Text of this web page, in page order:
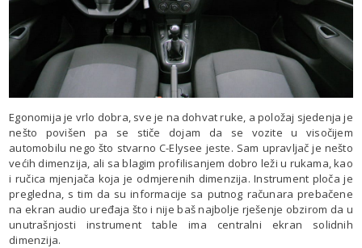
Egonomija je vrlo dobra, sve je na dohvat ruke, a položaj sjedenja je
nešto povišen pa se stiče dojam da se vozite u visočijem
automobilu nego što stvarno C-Elysee jeste. Sam upravljač je nešto
većih dimenzija, ali sa blagim profilisanjem dobro leži u rukama, kao
i ručica mjenjača koja je odmjerenih dimenzija. Instrument ploča je
pregledna, s tim da su informacije sa putnog računara prebačene
na ekran audio uređaja što i nije baš najbolje rješenje obzirom da u
unutrašnjosti instrument table ima centralni ekran solidnih
dimenzija.